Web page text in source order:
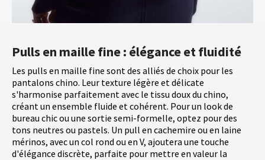
Pulls en maille fine : élégance et fluidité
Les pulls en maille fine sont des alliés de choix pour les
pantalons chino. Leur texture légère et délicate
s'harmonise parfaitement avec le tissu doux du chino,
créant un ensemble fluide et cohérent. Pour un look de
bureau chic ou une sortie semi-formelle, optez pour des
tons neutres ou pastels. Un pull en cachemire ou en laine
mérinos, avec un col rond ou en V, ajoutera une touche
d'élégance discrète, parfaite pour mettre en valeur la